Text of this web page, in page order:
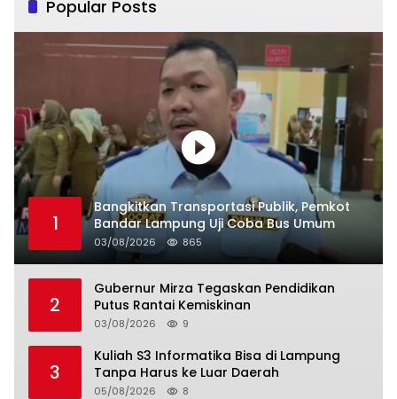
Popular Posts
1
Bangkitkan Transportasi Publik, Pemkot
Bandar Lampung Uji Coba Bus Umum
03/08/2026 865
2
Gubernur Mirza Tegaskan Pendidikan
Putus Rantai Kemiskinan
03/08/2026 9
3
Kuliah S3 Informatika Bisa di Lampung
Tanpa Harus ke Luar Daerah
05/08/2026 8